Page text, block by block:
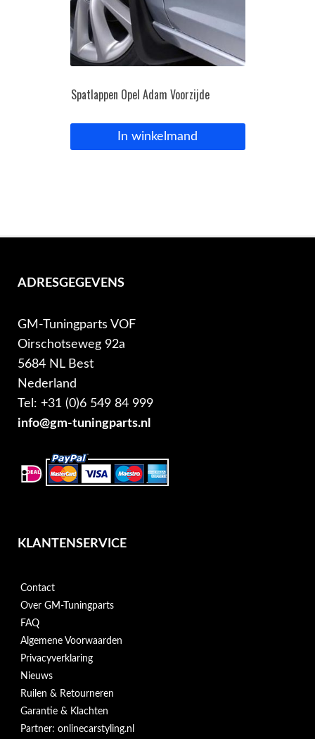
Spatlappen Opel Adam Voorzijde
In winkelmand
ADRESGEGEVENS
GM-Tuningparts VOF
Oirschotseweg 92a
5684 NL Best
Nederland
Tel: +31 (0)6 549 84 999
info@gm-tuningparts.nl
KLANTENSERVICE
Contact
Over GM-Tuningparts
FAQ
Algemene Voorwaarden
Privacyverklaring
Nieuws
Ruilen & Retourneren
Garantie & Klachten
Partner: onlinecarstyling.nl